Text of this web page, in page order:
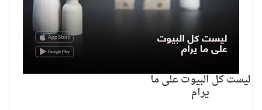
ليست كل البيوت على ما
يرام